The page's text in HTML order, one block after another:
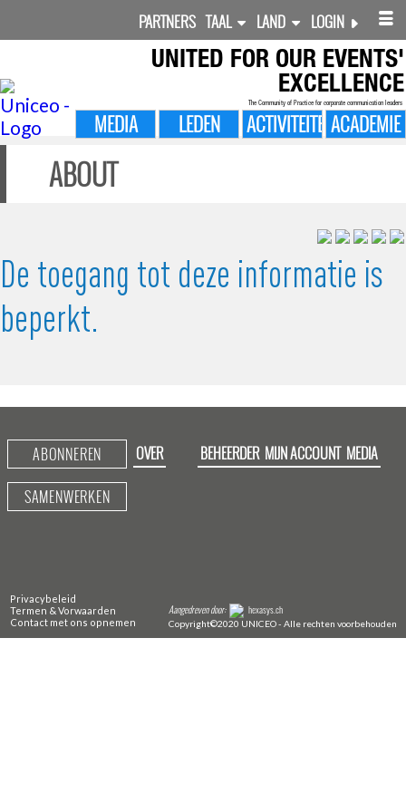
PARTNERS TAAL LAND LOGIN
UNITED FOR OUR EVENTS'
EXCELLENCE
The Community of Practice for corporate communication leaders
MEDIA LEDEN ACTIVITEITENACADEMIE
ABOUT
De toegang tot deze informatie is
beperkt.
ABONNEREN
SAMENWERKEN
OVER BEHEERDER MIJN ACCOUNT MEDIA
Privacybeleid
Termen & Vorwaarden
Contact met ons opnemen
Aangedreven door: hexasys.ch
Copyright©2020 UNICEO - Alle rechten voorbehouden